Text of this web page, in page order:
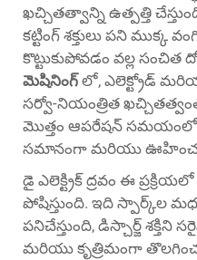
ఖచ్చితత్వాన్ని ఉత్పత్తి
కట్టింగ్ శక్తులు పని ముక్క
కొట్టుకుపోవడం వల్ల
మెషినింగ్లో, ఎలెక్ట్రోడ్
సర్వో-నియంత్రిత
మొత్తం ఆపరేషన్
సమానంగా మరియు
డై ఎలెక్ట్రిక్ ద్రవం ఈ
పోషిస్తుంది. ఇది స్పార్క్‌ల
పనిచేస్తుంది, డిస్చార్జ్ శక్తిని
మరియు కృత్రిమంగా